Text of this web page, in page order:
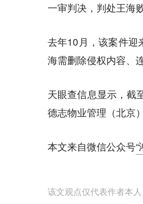
一审判决，判处王海
去年10月，该案件迎
海需删除侵权内容、
天眼查信息显示，截
德志物业管理（北京
本文来自微信公众号“
该文观点仅代表作者本